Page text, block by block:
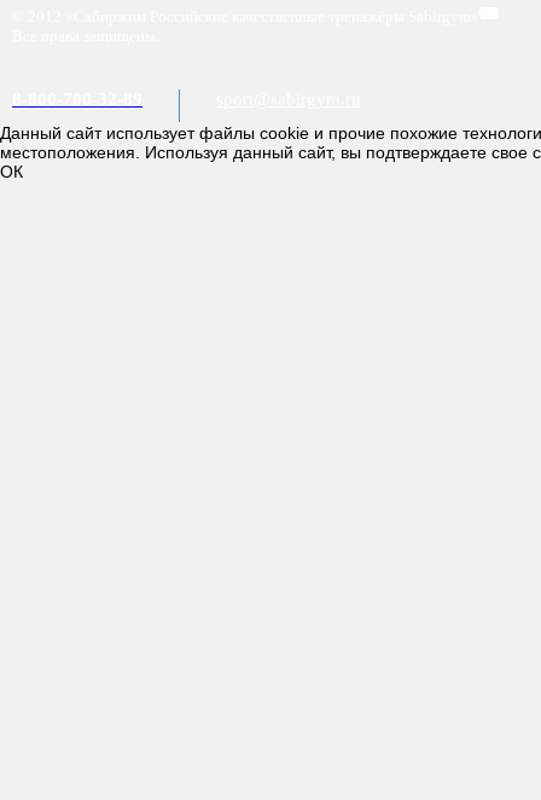
Данный сайт использует файлы cookie и прочие похожие
местоположения. Используя данный сайт, вы подтверждаете свое
ОК